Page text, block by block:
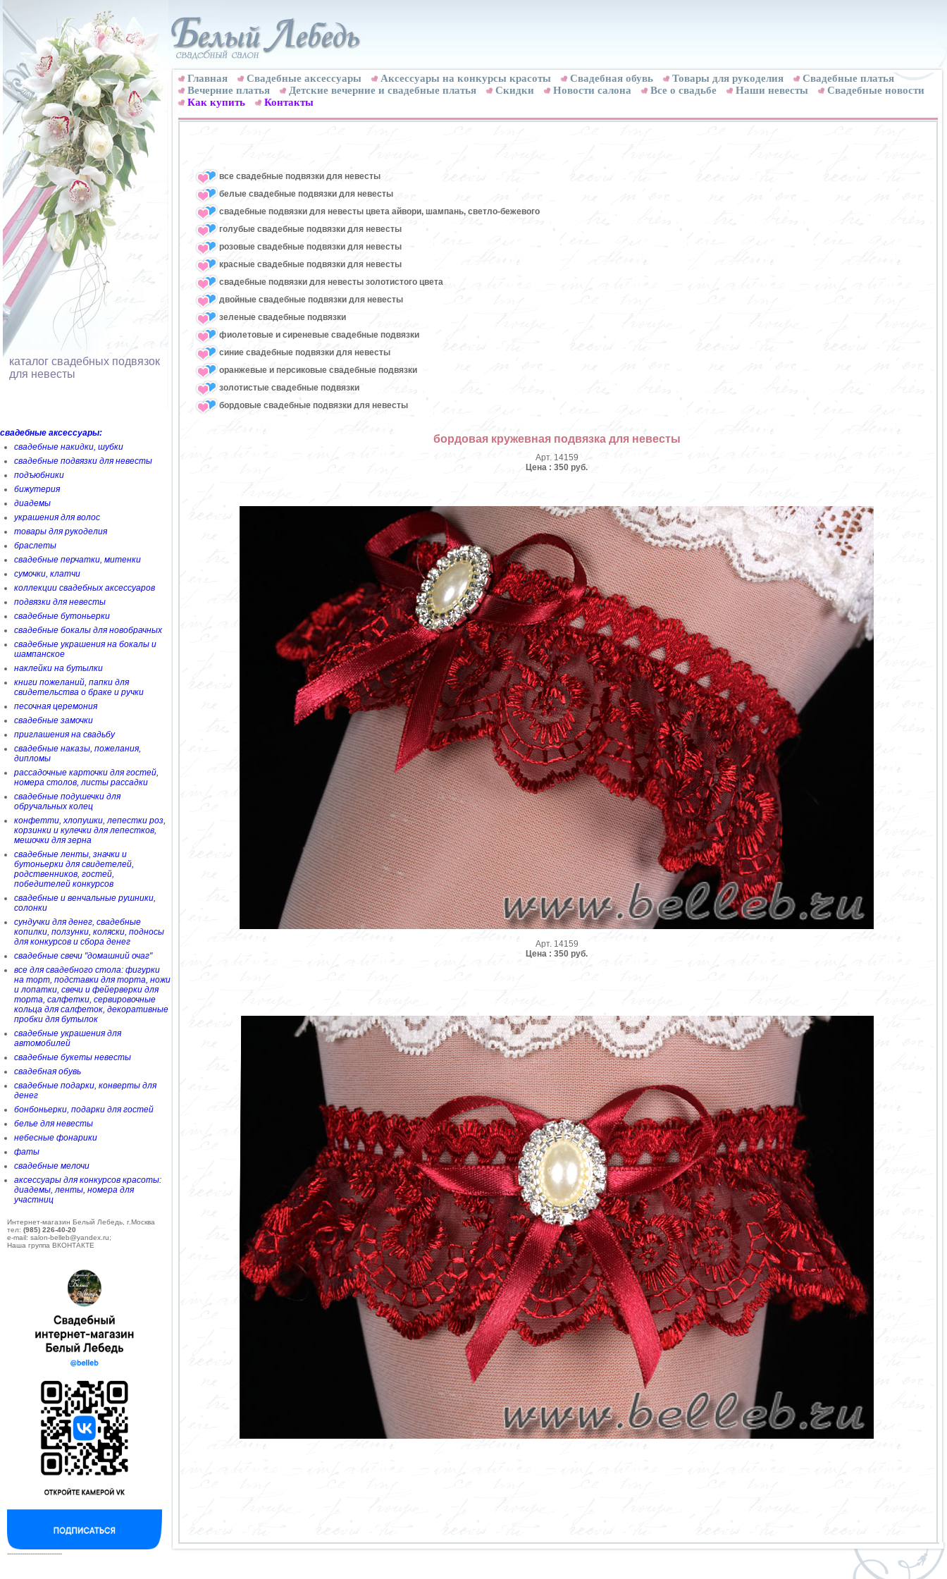
каталог свадебных подвязок
для невесты
свадебные аксессуары:
свадебные накидки, шубки
свадебные подвязки для невесты
подъюбники
бижутерия
диадемы
украшения для волос
товары для рукоделия
браслеты
свадебные перчатки, митенки
сумочки, клатчи
коллекции свадебных аксессуаров
подвязки для невесты
свадебные бутоньерки
свадебные бокалы для новобрачных
свадебные украшения на бокалы и
шампанское
наклейки на бутылки
книги пожеланий, папки для
свидетельства о браке и ручки
песочная церемония
свадебные замочки
приглашения на свадьбу
свадебные наказы, пожелания,
дипломы
рассадочные карточки для гостей,
номера столов, листы рассадки
свадебные подушечки для
обручальных колец
конфетти, хлопушки, лепестки роз,
корзинки и кулечки для лепестков,
мешочки для зерна
свадебные ленты, значки и
бутоньерки для свидетелей,
родственников, гостей,
победителей конкурсов
свадебные и венчальные рушники,
солонки
сундучки для денег, свадебные
копилки, ползунки, коляски, подносы
для конкурсов и сбора денег
свадебные свечи "домашний очаг"
все для свадебного стола: фигурки
на торт, подставки для торта, ножи
и лопатки, свечи и фейерверки для
торта, салфетки, сервировочные
кольца для салфеток, декоративные
пробки для бутылок
свадебные украшения для
автомобилей
свадебные букеты невесты
свадебная обувь
свадебные подарки, конверты для
денег
бонбоньерки, подарки для гостей
белье для невесты
небесные фонарики
фаты
свадебные мелочи
аксессуары для конкурсов красоты:
диадемы, ленты, номера для
участниц
Интернет-магазин Белый Лебедь, г.Москва
тел: (985) 226-40-20
e-mail: salon-belleb@yandex.ru;
Наша группа ВКОНТАКТЕ
--------------------------
Главная Свадебные аксессуары Аксессуары на конкурсы красоты Свадебная обувь Товары для рукоделия
Cвадебные платья
Вечерние платья
Детские вечерние и свадебные платья Скидки Новости салона Все о свадьбе Наши невесты
Свадебные новости
Как купить
Контакты
все свадебные подвязки для невесты
белые свадебные подвязки для невесты
свадебные подвязки для невесты цвета айвори, шампань, светло-бежевого
голубые свадебные подвязки для невесты
розовые свадебные подвязки для невесты
красные свадебные подвязки для невесты
свадебные подвязки для невесты золотистого цвета
двойные свадебные подвязки для невесты
зеленые свадебные подвязки
фиолетовые и сиреневые свадебные подвязки
синие свадебные подвязки для невесты
оранжевые и персиковые свадебные подвязки
золотистые свадебные подвязки
бордовые свадебные подвязки для невесты
бордовая кружевная подвязка для невесты
Арт. 14159
Цена : 350 руб.
Арт. 14159
Цена : 350 руб.